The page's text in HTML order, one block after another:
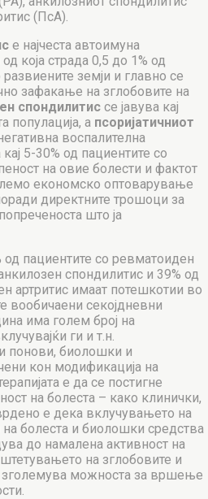
(ПсА).
е најчеста автоимуна
која страда 0,5 до 1% од
земји и главно се
зафакање на зглобовите на
спондилитис се јавува кај
популација, а псоријатичниот
воспалителна
кај 5-30% од пациентите со
на овие болести и фактот
економско оптоварување
директните трошоци за
што ја
од пациентите со ревматоиден
спондилитис и 39% од
артритис имаат потешкотии во
вообичаени секојдневни
има голем број на
ги и т.н.
понови, биолошки и
кон модификација на
е да се постигне
на болеста – како клинички,
е дека вклучувањето на
на болеста и биолошки средства
до намалена активност на
на зглобовите и
зголемува можноста за вршење